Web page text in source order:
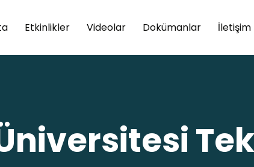
Etkinlikler Videolar Dokümanlar İletişim